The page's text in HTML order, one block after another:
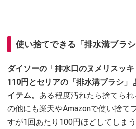
使い捨てできる「排水溝ブラ
ダイソーの「排水口のヌメリスッ
110円とセリアの「排水溝ブラシ」
イテム。 ある程度汚れたら捨てら
の他にも楽天やAmazonで使い捨て
すが1回あたり100円ほどしてしま